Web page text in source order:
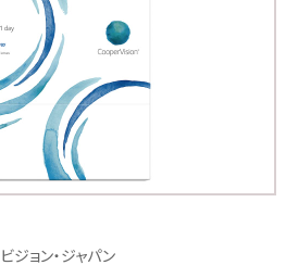
ジョン・ジャパン